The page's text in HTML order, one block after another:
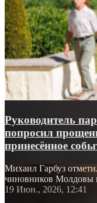
Руководитель
попросил
принесённое
Михаил Гарбуз
чиновников Молдовы
извинения жителям
19 Июн., 2026, 12:41